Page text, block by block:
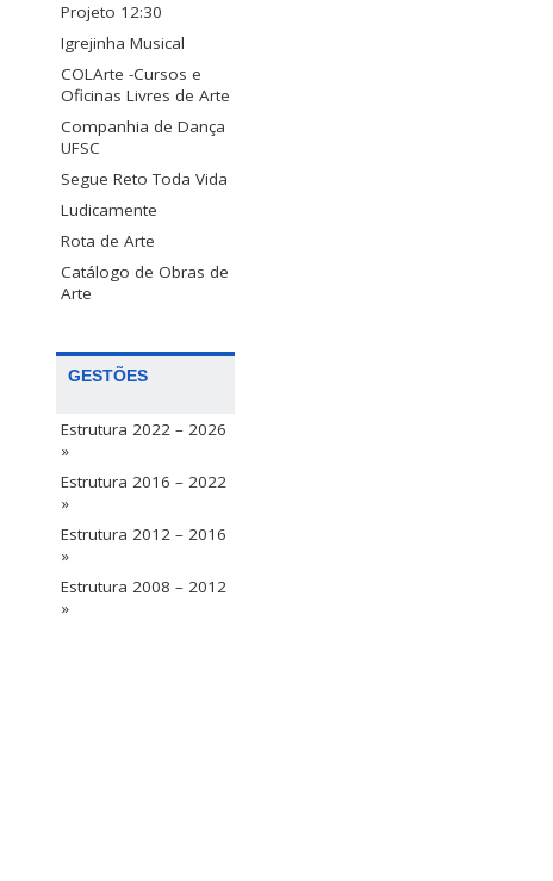
Projeto 12:30
Igrejinha Musical
COLArte -Cursos e
Oficinas Livres de Arte
Companhia de Dança
UFSC
Segue Reto Toda Vida
Ludicamente
Rota de Arte
Catálogo de Obras de
Arte
GESTÕES
Estrutura 2022 – 2026
»
Estrutura 2016 – 2022
»
Estrutura 2012 – 2016
»
Estrutura 2008 – 2012
»